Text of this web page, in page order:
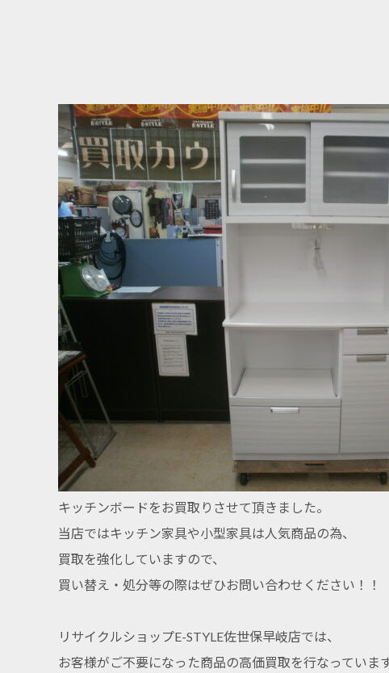
キッチンボードをお買取りさせて頂きました。
当店ではキッチン家具や小型家具は人気商品の為、
買取を強化していますので、
買い替え・処分等の際はぜひお問い合わせください！！
リサイクルショップE-STYLE佐世保早岐店では、
お客様がご不要になった商品の高価買取を行なっています